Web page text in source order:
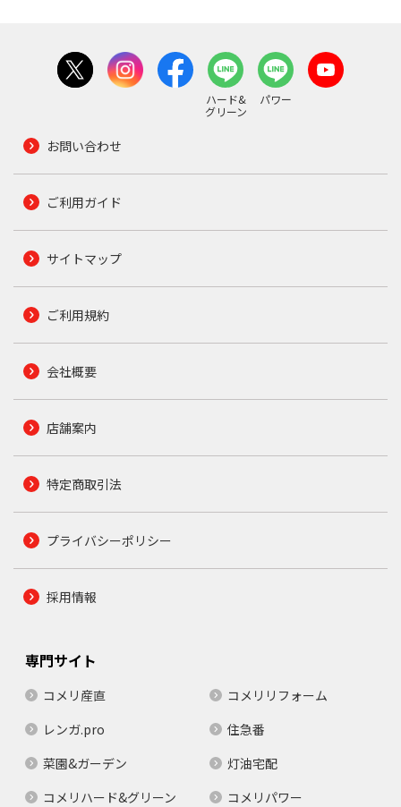
ハード&
グリーン
パワー
お問い合わせ
ご利用ガイド
サイトマップ
ご利用規約
会社概要
店舗案内
特定商取引法
プライバシーポリシー
採用情報
専門サイト
コメリ産直
コメリリフォーム
レンガ.pro
住急番
菜園&ガーデン
灯油宅配
コメリハード&グリーン
コメリパワー